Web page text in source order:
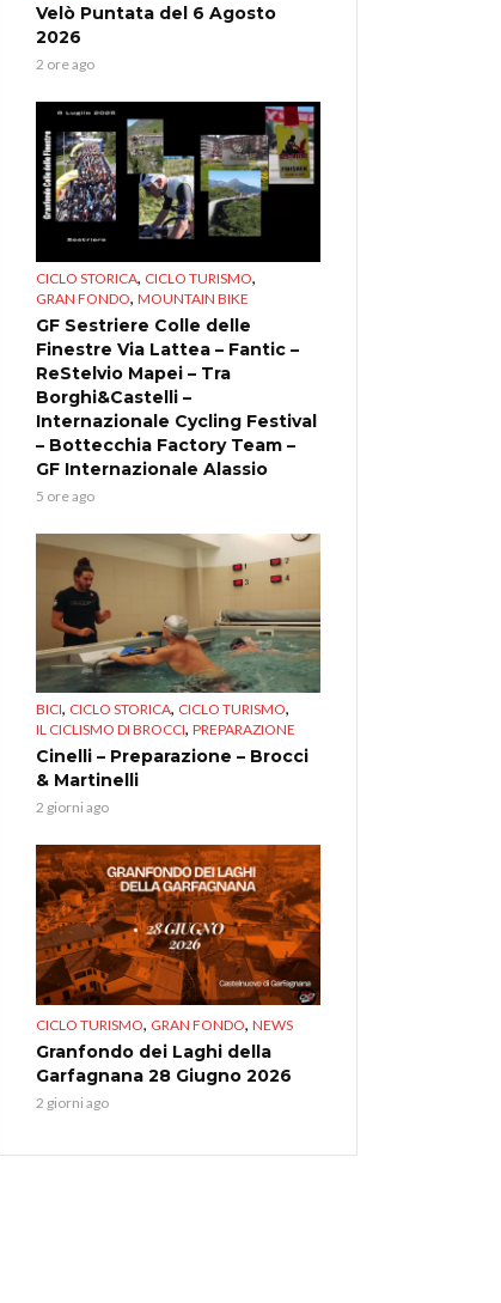
Velò Puntata del 6 Agosto
2026
2 ore ago
CICLO STORICA, CICLO TURISMO,
GRAN FONDO, MOUNTAIN BIKE
GF Sestriere Colle delle
Finestre Via Lattea – Fantic –
ReStelvio Mapei – Tra
Borghi&Castelli –
Internazionale Cycling Festival
– Bottecchia Factory Team –
GF Internazionale Alassio
5 ore ago
BICI, CICLO STORICA, CICLO TURISMO,
IL CICLISMO DI BROCCI, PREPARAZIONE
Cinelli – Preparazione – Brocci
& Martinelli
2 giorni ago
CICLO TURISMO, GRAN FONDO, NEWS
Granfondo dei Laghi della
Garfagnana 28 Giugno 2026
2 giorni ago